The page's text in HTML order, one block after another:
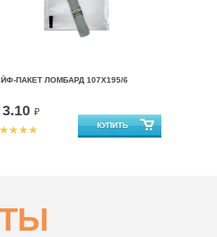
ПАКЕТ ЛОМБАРД 107X195/6
3.10 ₽